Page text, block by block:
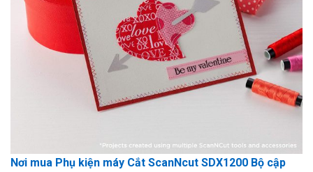
Nơi mua Phụ kiện máy Cắt ScanNcut SDX1200 Bộ cập